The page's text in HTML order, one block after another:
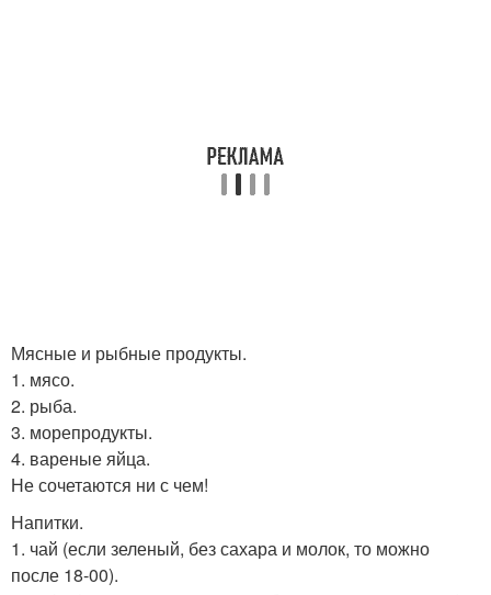
Мясные и рыбные продукты.
1. мясо.
2. рыба.
3. морепродукты.
4. вареные яйца.
Не сочетаются ни с чем!
Напитки.
1. чай (если зеленый, без сахара и молок, то можно
после 18-00).